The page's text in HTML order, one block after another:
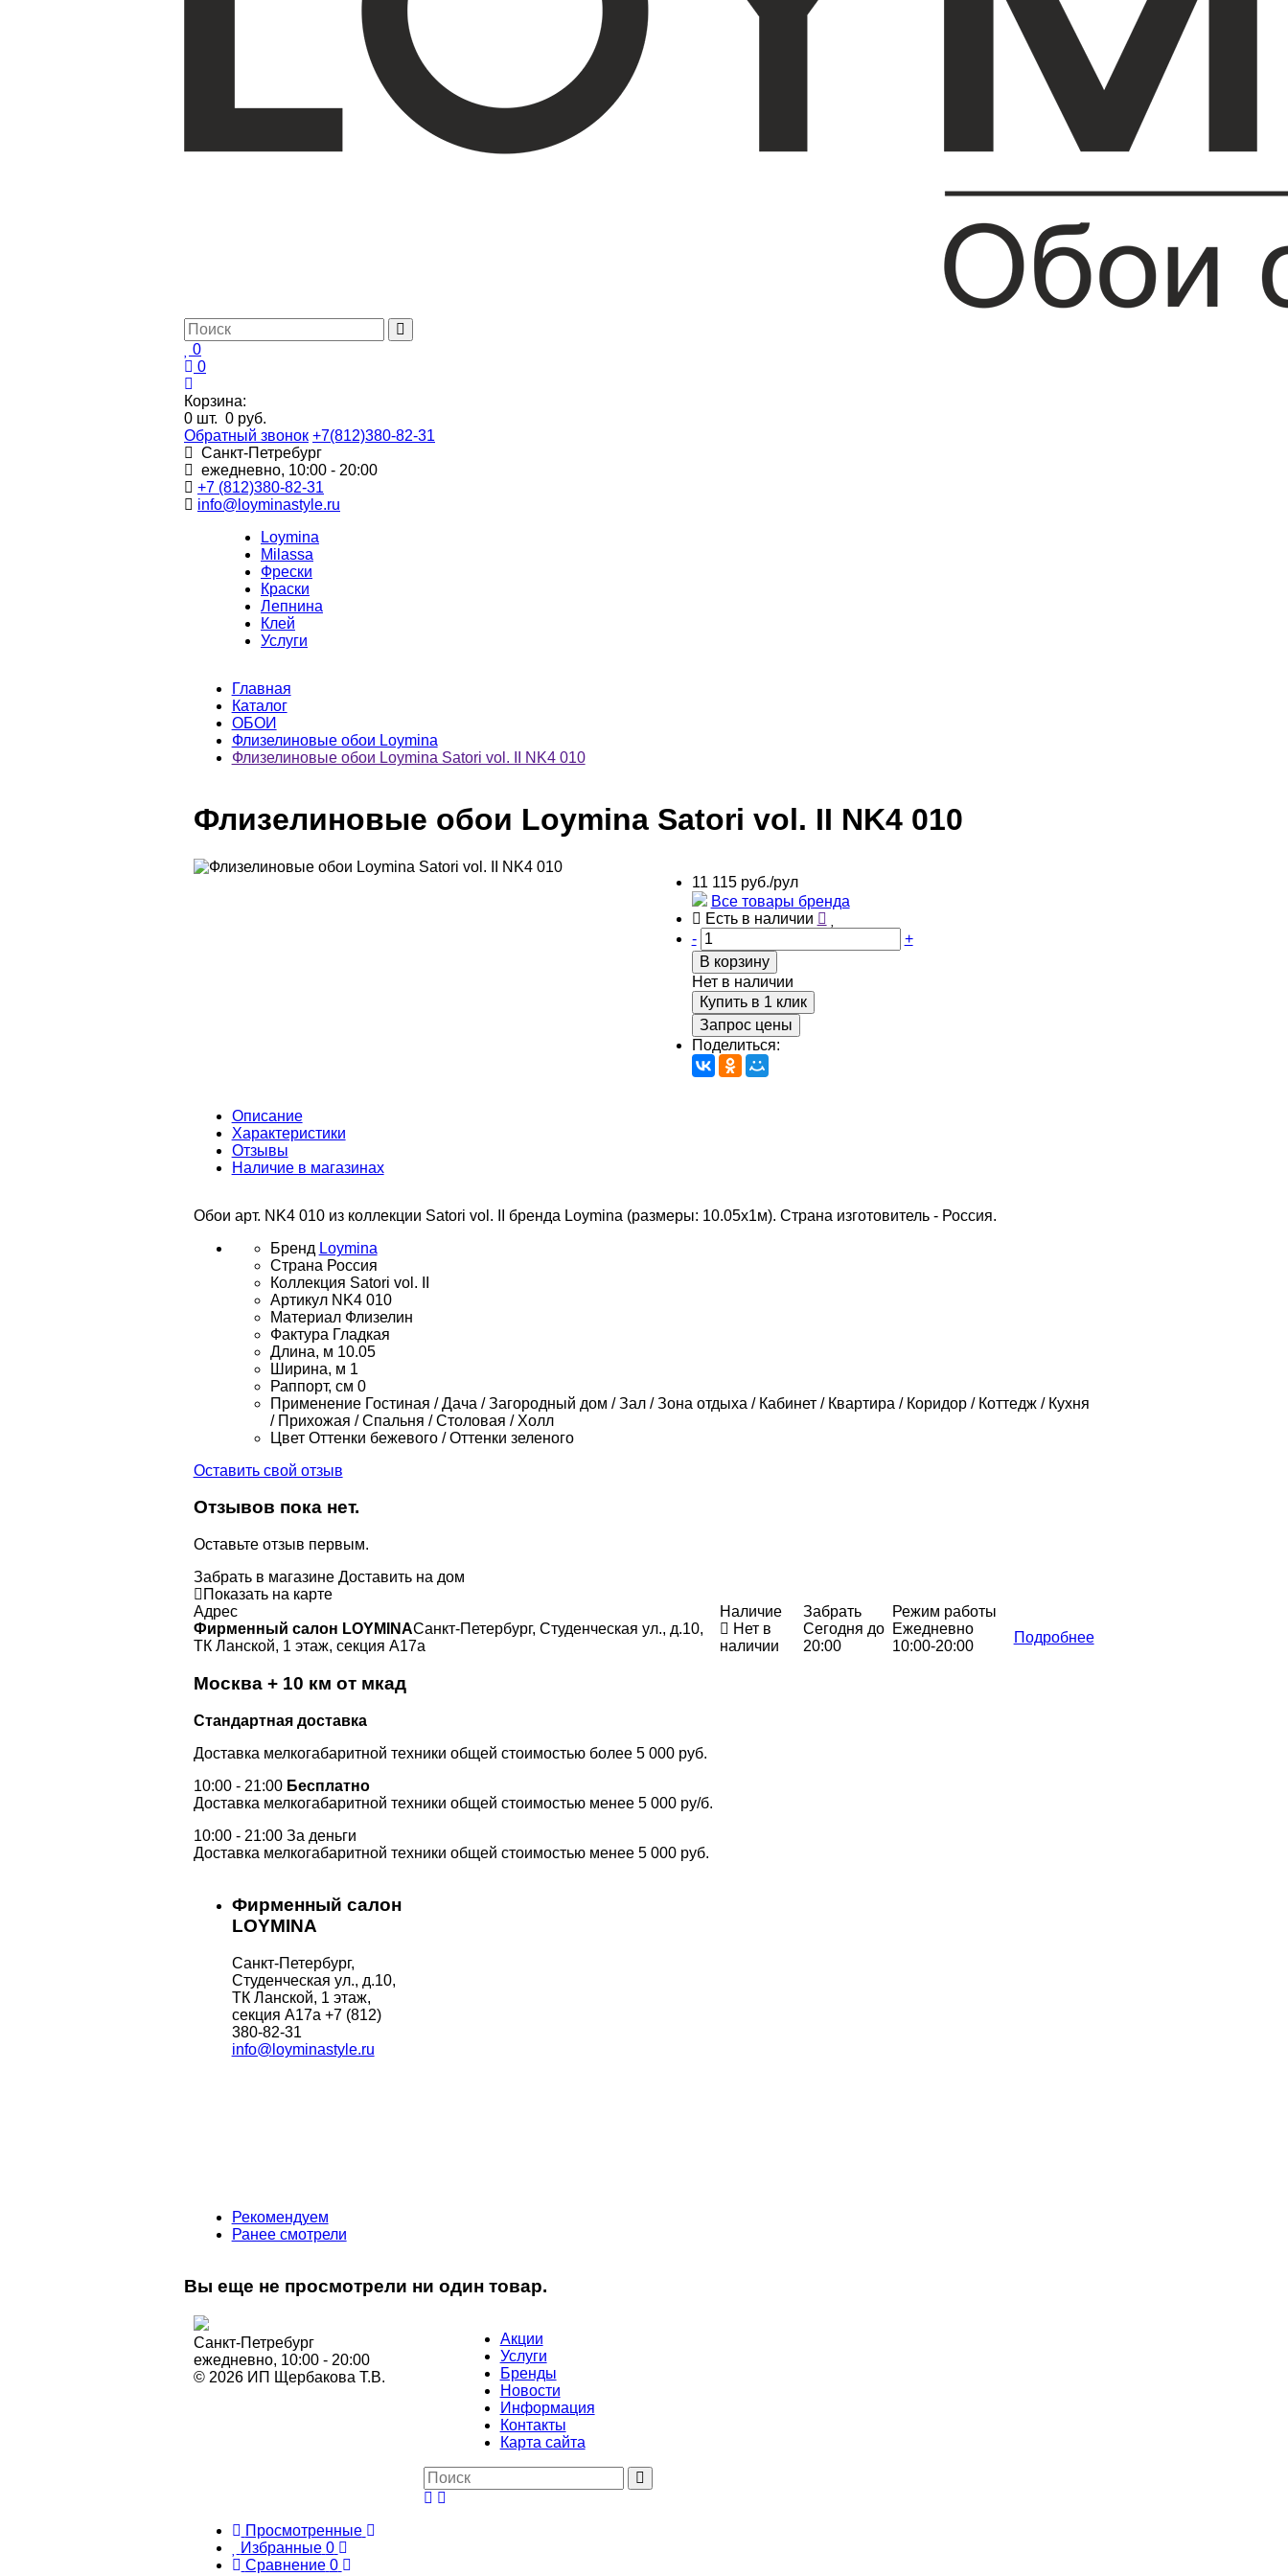
0
0
Корзина:
0 шт. 0 руб.
Обратный звонок +7(812)380-82-31
Санкт-Петребург
ежедневно, 10:00 - 20:00
+7 (812)380-82-31
info@loyminastyle.ru
Loymina
Milassa
Фрески
Краски
Лепнина
Клей
Услуги
Главная
Каталог
ОБОИ
Флизелиновые обои Loymina
Флизелиновые обои Loymina Satori vol. II NK4 010
Флизелиновые обои Loymina Satori vol. II NK4 010
11 115 руб./рул
Все товары бренда
Есть в наличии
-
+
В корзину
Нет в наличии
Купить в 1 клик
Запрос цены
Поделиться:
Описание
Характеристики
Отзывы
Наличие в магазинах
Обои арт. NK4 010 из коллекции Satori vol. II бренда Loymina (размеры: 10.05х1м). Страна изготовитель - Россия.
Бренд Loymina
Страна Россия
Коллекция Satori vol. II
Артикул NK4 010
Материал Флизелин
Фактура Гладкая
Длина, м 10.05
Ширина, м 1
Раппорт, см 0
Применение Гостиная / Дача / Загородный дом / Зал / Зона отдыха / Кабинет / Квартира / Коридор / Коттедж / Кухня
/ Прихожая / Спальня / Столовая / Холл
Цвет Оттенки бежевого / Оттенки зеленого
Оставить свой отзыв
Отзывов пока нет.
Оставьте отзыв первым.
Забрать в магазине Доставить на дом
Показать на карте
Адрес
Наличие Забрать
Режим работы
Фирменный салон LOYMINAСанкт-Петербург, Студенческая ул., д.10,
ТК Ланской, 1 этаж, секция А17а
Нет в
наличии
Сегодня до
20:00
Ежедневно
10:00-20:00
Подробнее
Москва + 10 км от мкад
Стандартная доставка
Доставка мелкогабаритной техники общей стоимостью более 5 000 руб.
10:00 - 21:00 Бесплатно
Доставка мелкогабаритной техники общей стоимостью менее 5 000 ру/б.
10:00 - 21:00 За деньги
Доставка мелкогабаритной техники общей стоимостью менее 5 000 руб.
Фирменный салон
LOYMINA
Санкт-Петербург,
Студенческая ул., д.10,
ТК Ланской, 1 этаж,
секция А17а +7 (812)
380-82-31
info@loyminastyle.ru
Рекомендуем
Ранее смотрели
Вы еще не просмотрели ни один товар.
Санкт-Петребург
ежедневно, 10:00 - 20:00
© 2026 ИП Щербакова Т.В.
Акции
Услуги
Бренды
Новости
Информация
Контакты
Карта сайта
Просмотренные
Избранные 0
Сравнение 0